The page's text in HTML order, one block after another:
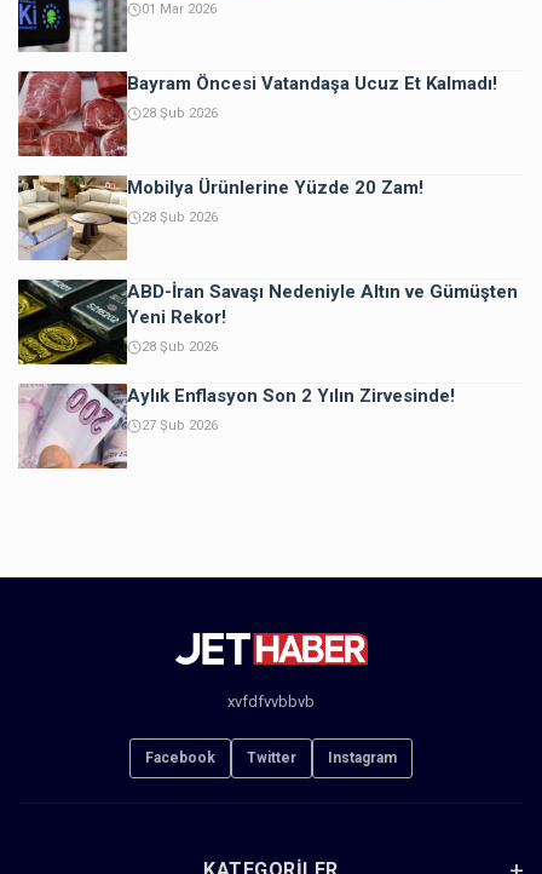
01 Mar 2026
Bayram Öncesi Vatandaşa Ucuz Et Kalmadı!
28 Şub 2026
Mobilya Ürünlerine Yüzde 20 Zam!
28 Şub 2026
ABD-İran Savaşı Nedeniyle Altın ve Gümüşten
Yeni Rekor!
28 Şub 2026
Aylık Enflasyon Son 2 Yılın Zirvesinde!
27 Şub 2026
xvfdfvvbbvb
Facebook Twitter Instagram